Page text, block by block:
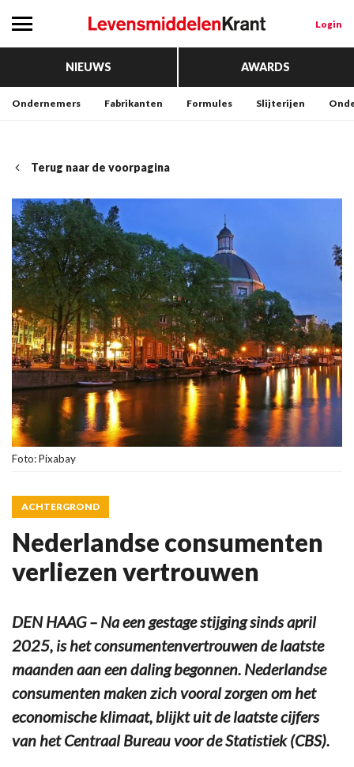
Login
NIEUWS AWARDS
Ondernemers Fabrikanten Formules Slijterijen
Terug naar de voorpagina
Foto: Pixabay
ACHTERGROND
Nederlandse consumenten
verliezen vertrouwen
DEN HAAG – Na een gestage stijging sinds april
2025, is het consumentenvertrouwen de laatste
maanden aan een daling begonnen. Nederlandse
consumenten maken zich vooral zorgen om het
economische klimaat, blijkt uit de laatste cijfers
van het Centraal Bureau voor de Statistiek (CBS).